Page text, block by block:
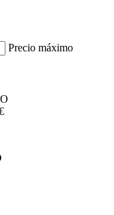
Precio máximo